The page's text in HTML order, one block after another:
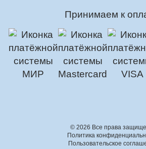
Принимаем к
© 2026 Все права
Политика
Пользовательское